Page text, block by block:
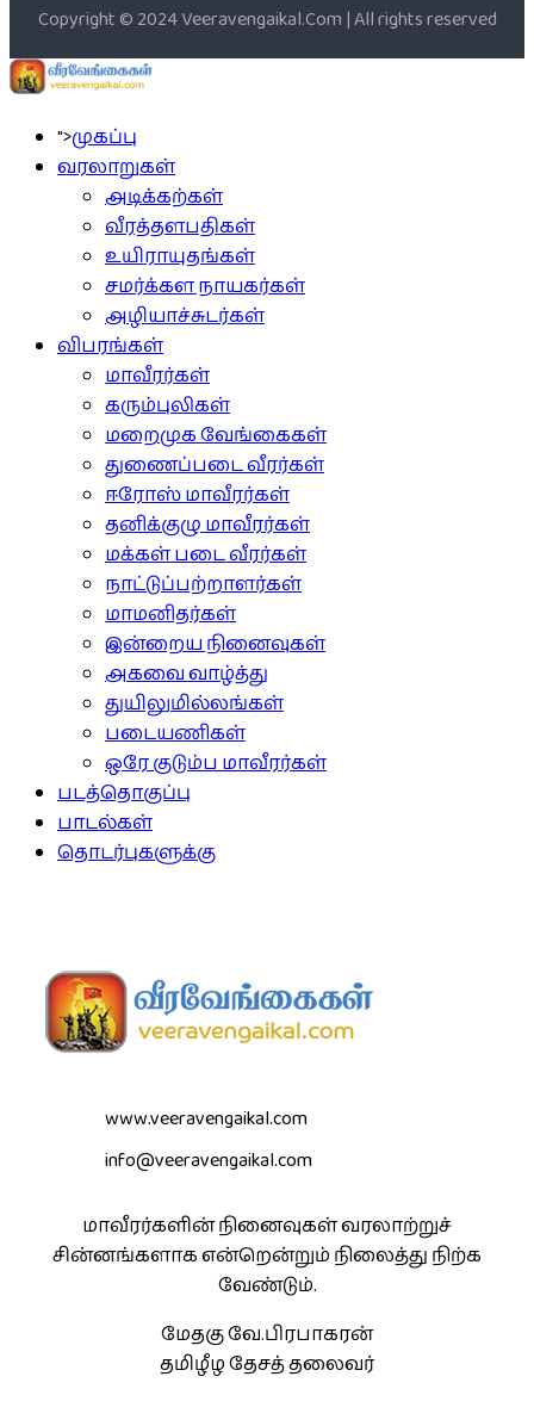
Copyright © 2024 Veeravengaikal.Com | All rights reserved
">முகப்பு
வரலாறுகள்
அடிக்கற்கள்
வீரத்தளபதிகள்
உயிராயுதங்கள்
சமர்க்கள நாயகர்கள்
அழியாச்சுடர்கள்
விபரங்கள்
மாவீரர்கள்
கரும்புலிகள்
மறைமுக வேங்கைகள்
துணைப்படை வீரர்கள்
ஈரோஸ் மாவீரர்கள்
தனிக்குழு மாவீரர்கள்
மக்கள் படை வீரர்கள்
நாட்டுப்பற்றாளர்கள்
மாமனிதர்கள்
இன்றைய நினைவுகள்
அகவை வாழ்த்து
துயிலுமில்லங்கள்
படையணிகள்
ஒரே குடும்ப மாவீரர்கள்
படத்தொகுப்பு
பாடல்கள்
தொடர்புகளுக்கு
www.veeravengaikal.com
info@veeravengaikal.com
மாவீரர்களின் நினைவுகள் வரலாற்றுச்
சின்னங்களாக என்றென்றும் நிலைத்து நிற்க
வேண்டும்.
மேதகு வே.பிரபாகரன்
தமிழீழ தேசத் தலைவர்